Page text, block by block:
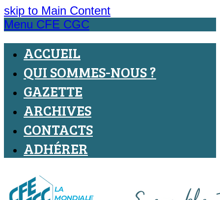
skip to Main Content
Menu CFE CGC
ACCUEIL
QUI SOMMES-NOUS ?
GAZETTE
ARCHIVES
CONTACTS
ADHÉRER